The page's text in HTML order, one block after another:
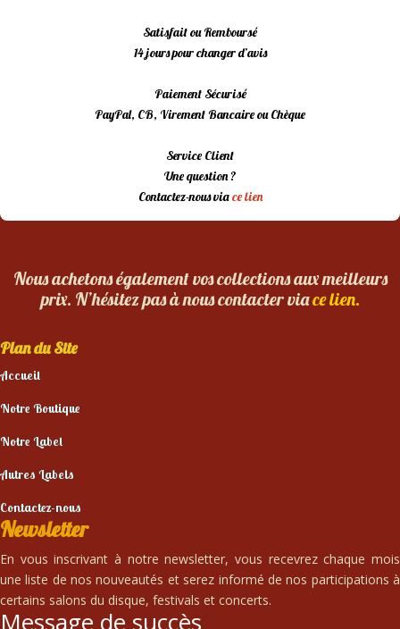
Satisfait ou Remboursé
14 jours pour changer d’avis
Paiement Sécurisé
PayPal, CB, Virement Bancaire ou Chèque
Service Client
Une question ?
Contactez-nous viace lien
Nous achetons également vos collections aux meilleurs
prix. N’hésitez pas à nous contacter viace lien.
Plan du Site
Accueil
Notre Boutique
Notre Label
Autres Labels
Contactez-nous
Newsletter
En vous inscrivant à notre newsletter, vous recevrez chaque mois
une liste de nos nouveautés et serez informé de nos participations à
certains salons du disque, festivals et concerts.
Message de succès